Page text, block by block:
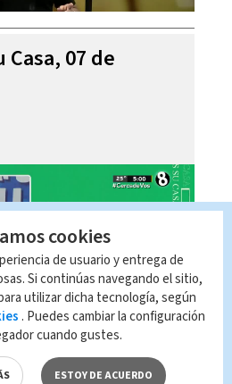
Casa, 07 de
Directo con Paula
agosto 2026
cookies
de usuario y entrega de
Si continúas navegando el sitio,
utilizar dicha tecnología, según
. Puedes cambiar la configuración
cuando gustes.
ESTOY DE ACUERDO